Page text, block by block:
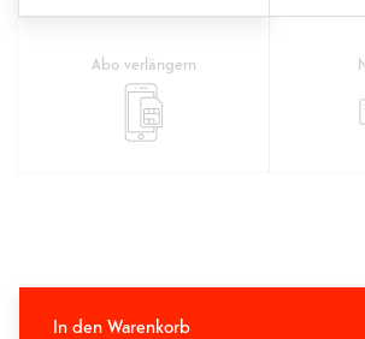
Abo verlängern
In den Warenkorb